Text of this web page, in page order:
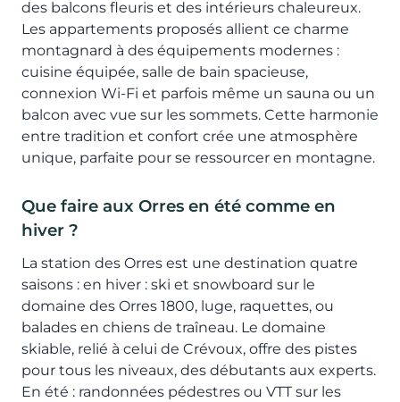
des balcons fleuris et des intérieurs chaleureux.
Les appartements proposés allient ce charme
montagnard à des équipements modernes :
cuisine équipée, salle de bain spacieuse,
connexion Wi-Fi et parfois même un sauna ou un
balcon avec vue sur les sommets. Cette harmonie
entre tradition et confort crée une atmosphère
unique, parfaite pour se ressourcer en montagne.
Que faire aux Orres en été comme en
hiver ?
La station des Orres est une destination quatre
saisons : en hiver : ski et snowboard sur le
domaine des Orres 1800, luge, raquettes, ou
balades en chiens de traîneau. Le domaine
skiable, relié à celui de Crévoux, offre des pistes
pour tous les niveaux, des débutants aux experts.
En été : randonnées pédestres ou VTT sur les